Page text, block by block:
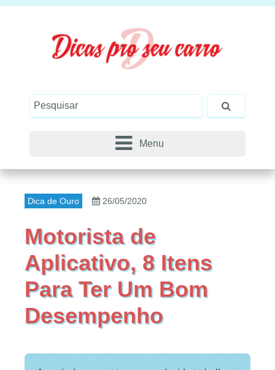
Menu
Dica de Ouro 26/05/2020
Motorista de
Aplicativo, 8 Itens
Para Ter Um Bom
Desempenho